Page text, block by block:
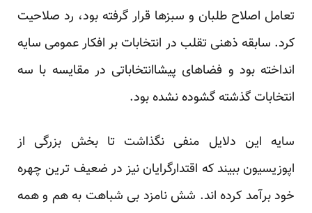
تعامل اصلاح طلبان و سبزها قرار گرفته بود، رد صلاحیت
کرد. سابقه ذهنی تقلب در انتخابات بر افکار عمومی سایه
انداخته بود و فضاهای پیشاانتخاباتی در مقایسه با سه
انتخابات گذشته گشوده نشده بود.
سایه این دلایل منفی نگذاشت تا بخش بزرگی از
اپوزیسیون ببیند که اقتدارگرایان نیز در ضعیف ترین چهره
خود برآمد کرده اند. شش نامزد بی شباهت به هم و همه